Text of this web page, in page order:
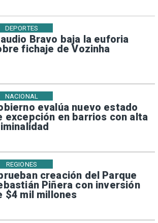
Bravo baja la euforia
fichaje de Vozinha
DEPORTES
evalúa nuevo estado
excepción en barrios con alta
NACIONAL
creación del Parque
Piñera con inversión
$4 mil millones
REGIONES